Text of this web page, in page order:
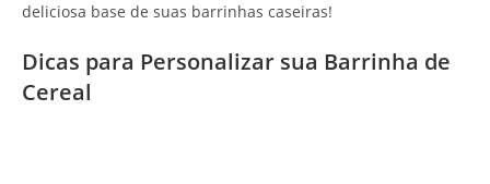
deliciosa base de suas barrinhas caseiras!
Dicas para Personalizar sua Barrinha de
Cereal